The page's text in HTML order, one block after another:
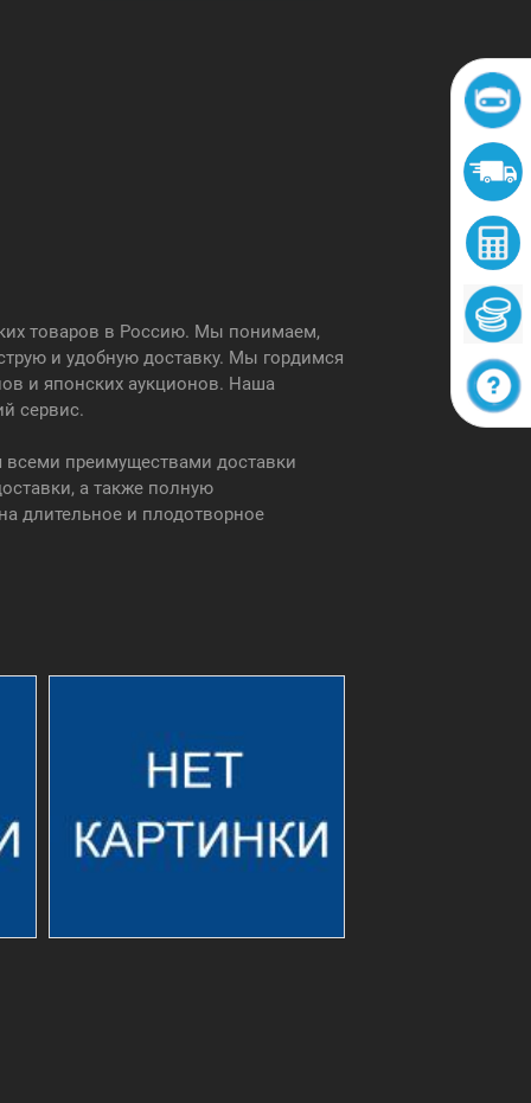
товаров в Россию. Мы понимаем,
и удобную доставку. Мы гордимся
и японских аукционов. Наша
сервис.
преимуществами доставки
а также полную
длительное и плодотворное